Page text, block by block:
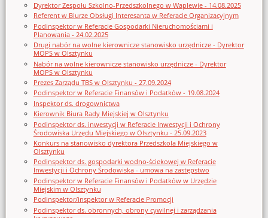
Dyrektor Zespołu Szkolno-Przedszkolnego w Waplewie - 14.08.2025
Referent w Biurze Obsługi Interesanta w Referacie Organizacyjnym
Podinspektor w Referacie Gospodarki Nieruchomościami i
Planowania - 24.02.2025
Drugi nabór na wolne kierownicze stanowisko urzędnicze - Dyrektor
MOPS w Olsztynku
Nabór na wolne kierownicze stanowisko urzędnicze - Dyrektor
MOPS w Olsztynku
Prezes Zarządu TBS w Olsztynku - 27.09.2024
Podinspektor w Referacie Finansów i Podatków - 19.08.2024
Inspektor ds. drogownictwa
Kierownik Biura Rady Miejskiej w Olsztynku
Podinspektor ds. inwestycji w Referacie Inwestycji i Ochrony
Środowiska Urzędu Miejskiego w Olsztynku - 25.09.2023
Konkurs na stanowisko dyrektora Przedszkola Miejskiego w
Olsztynku
Podinspektor ds. gospodarki wodno-ściekowej w Referacie
Inwestycji i Ochrony Środowiska - umowa na zastępstwo
Podinspektor w Referacie Finansów i Podatków w Urzędzie
Miejskim w Olsztynku
Podinspektor/inspektor w Referacie Promocji
Podinspektor ds. obronnych, obrony cywilnej i zarządzania